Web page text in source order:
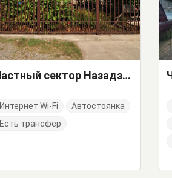
Частный сектор Назадзе 60
Интернет Wi-Fi
Автостоянка
Есть трансфер